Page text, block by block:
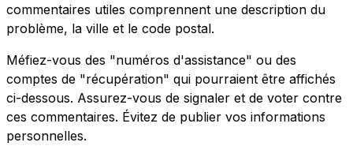
commentaires utiles comprennent une description du
problème, la ville et le code postal.
Méfiez-vous des "numéros d'assistance" ou des
comptes de "récupération" qui pourraient être affichés
ci-dessous. Assurez-vous de signaler et de voter contre
ces commentaires. Évitez de publier vos informations
personnelles.